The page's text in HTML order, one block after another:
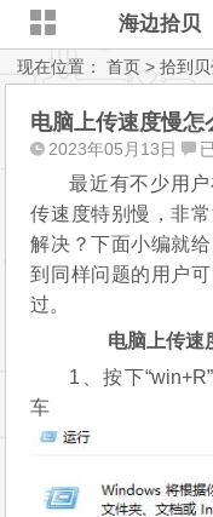
海边拾贝
现在位置：首页 >拾到
电脑上传速度慢怎
2023年05月13日
电
解
最近有不少用
传速度特别慢，非
解决？下面小编就
到同样问题的用户
过。
电脑上传速
1、按下